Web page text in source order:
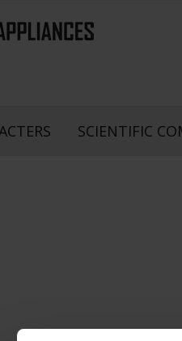
SCIENTIFIC